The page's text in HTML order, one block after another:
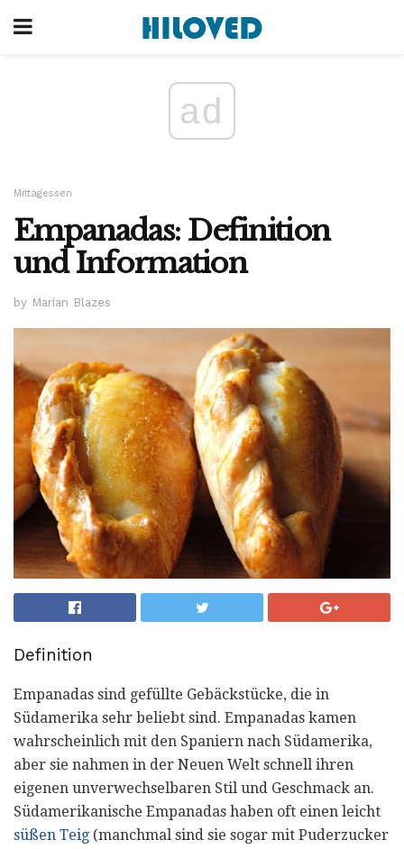
ad
Mittagessen
Empanadas: Definition
und Information
by Marian Blazes
Definition
Empanadas sind gefüllte Gebäckstücke, die in
Südamerika sehr beliebt sind. Empanadas kamen
wahrscheinlich mit den Spaniern nach Südamerika,
aber sie nahmen in der Neuen Welt schnell ihren
eigenen unverwechselbaren Stil und Geschmack an.
Südamerikanische Empanadas haben oft einen leicht
süßen Teig (manchmal sind sie sogar mit Puderzucker